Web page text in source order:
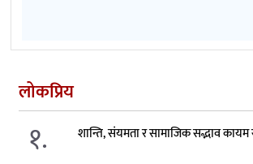
लोकप्रिय
१. शान्ति, संयमता र सामाजिक सद्भाव कायम